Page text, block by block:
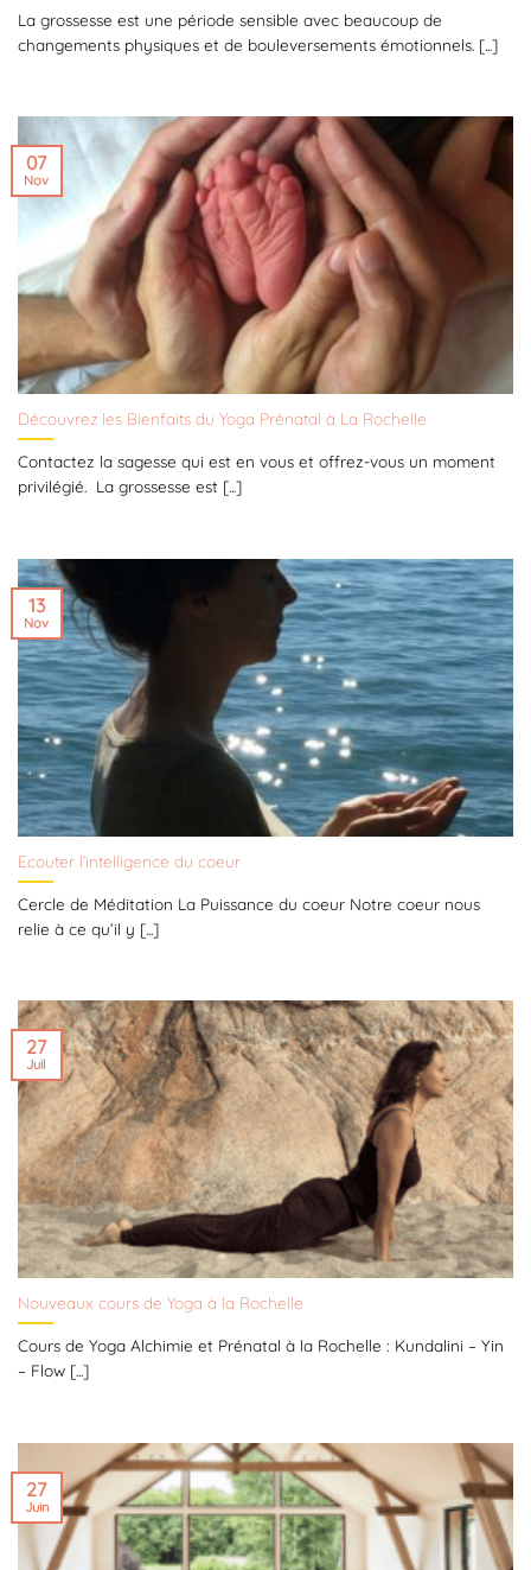
La grossesse est une période sensible avec beaucoup de
changements physiques et de bouleversements émotionnels. [...]
Découvrez les Bienfaits du Yoga Prénatal à La Rochelle
Contactez la sagesse qui est en vous et offrez-vous un moment
privilégié. La grossesse est [...]
07
Nov
Ecouter l’intelligence du coeur
Cercle de Méditation La Puissance du coeur Notre coeur nous
relie à ce qu’il y [...]
13
Nov
Nouveaux cours de Yoga à la Rochelle
Cours de Yoga Alchimie et Prénatal à la Rochelle : Kundalini – Yin
– Flow [...]
27
Juil
27
Juin